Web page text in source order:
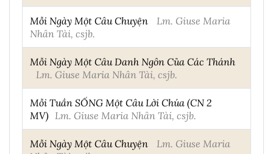
Mỗi Ngày Một Câu Chuyện
Lm. Giuse Maria
Nhân Tài, csjb.
Mỗi Ngày Một Câu Danh Ngôn Của Các Thánh
Lm. Giuse Maria Nhân Tài, csjb.
Mỗi Tuần SỐNG Một Câu Lời Chúa (CN 2
MV) Lm. Giuse Maria Nhân Tài, csjb.
Mỗi Ngày Một Câu Chuyện
Lm. Giuse Maria